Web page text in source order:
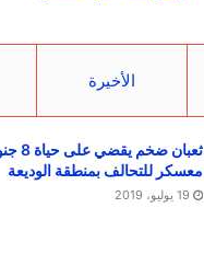
الأخيرة
ثعبان
معسكر للتحالف بمنطقة الوديعة
19 يوليو، 2019